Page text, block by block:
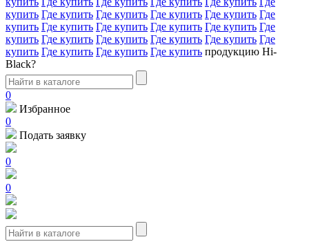
купить Где купить Где купить Где купить Где купить Где
купить Где купить Где купить Где купить Где купить Где
купить Где купить Где купить Где купить Где купить Где
купить Где купить Где купить Где купить продукцию Hi-
Black?
0
Избранное
0
Подать заявку
0
0